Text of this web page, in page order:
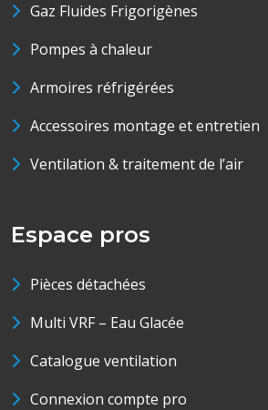
Gaz Fluides Frigorigènes
Pompes à chaleur
Armoires réfrigérées
Accessoires montage et entretien
Ventilation & traitement de l’air
Espace pros
Pièces détachées
Multi VRF – Eau Glacée
Catalogue ventilation
Connexion compte pro